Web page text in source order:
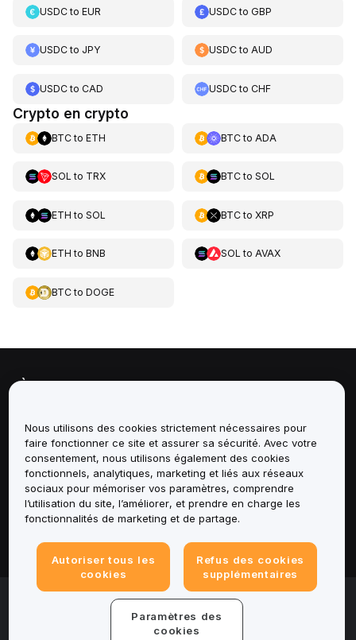
USDCto EUR USDCtoGBP
USDCto JPY USDCtoAUD
USDCto CAD USDCtoCHF
Crypto en crypto
BTCto ETH BTCto ADA
SOL to TRX BTCto SOL
ETH to SOL BTCto XRP
ETH to BNB SOL to AVAX
BTCto DOGE
À propos de
Services
Assistance
Produits
Mentions légales
© 2025-2026 Bybit.eu. Tous droits réservés.
Conditions d'utilisation | Conditions de
Informations legales
Nous utilisons des cookies strictement nécessaires pour
faire fonctionner ce site et assurer sa sécurité. Avec votre
consentement, nous utilisons également des cookies
fonctionnels, analytiques, marketing et liés aux réseaux
sociaux pour mémoriser vos paramètres, comprendre
l’utilisation du site, l’améliorer, et prendre en charge les
fonctionnalités de marketing et de partage.
Autoriser tous les
cookies
Refus des cookies
supplémentaires
Paramètres des
cookies